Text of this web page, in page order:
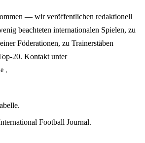
— wir veröffentlichen redaktionell
beachteten internationalen Spielen, zu
Föderationen, zu Trainerstäben
20. Kontakt unter
.
Football Journal.